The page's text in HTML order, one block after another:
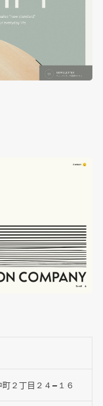
２丁目２４−１６